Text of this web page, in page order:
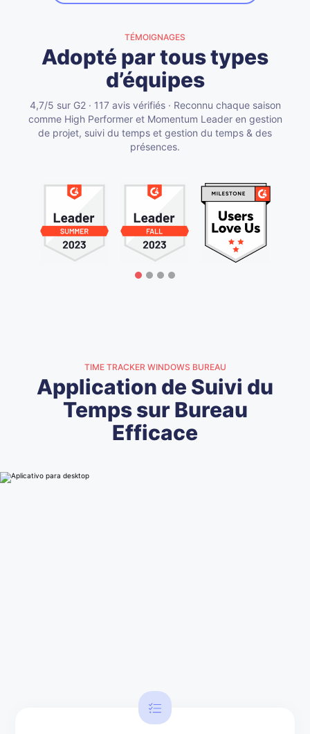
TÉMOIGNAGES
Adopté par tous types
d’équipes
4,7/5 sur G2 · 117 avis vérifiés · Reconnu chaque saison
comme High Performer et Momentum Leader en gestion
de projet, suivi du temps et gestion du temps & des
présences.
TIME TRACKER WINDOWS BUREAU
Application de Suivi du
Temps sur Bureau
Efficace